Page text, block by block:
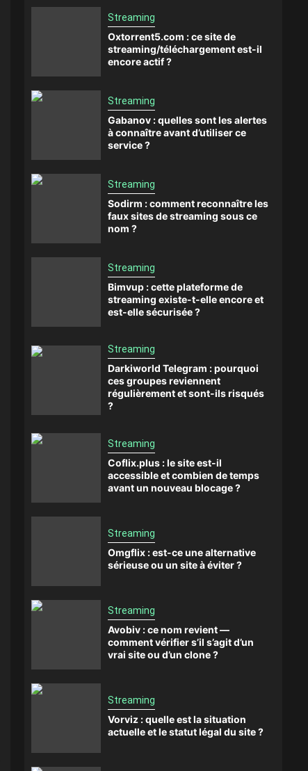
Streaming
Oxtorrent5.com : ce site de
streaming/téléchargement est-il
encore actif ?
Streaming
Gabanov : quelles sont les alertes
à connaître avant d’utiliser ce
service ?
Streaming
Sodirm : comment reconnaître les
faux sites de streaming sous ce
nom ?
Streaming
Bimvup : cette plateforme de
streaming existe-t-elle encore et
est-elle sécurisée ?
Streaming
Darkiworld Telegram : pourquoi
ces groupes reviennent
régulièrement et sont-ils risqués
?
Streaming
Coflix.plus : le site est-il
accessible et combien de temps
avant un nouveau blocage ?
Streaming
Omgflix : est-ce une alternative
sérieuse ou un site à éviter ?
Streaming
Avobiv : ce nom revient —
comment vérifier s’il s’agit d’un
vrai site ou d’un clone ?
Streaming
Vorviz : quelle est la situation
actuelle et le statut légal du site ?